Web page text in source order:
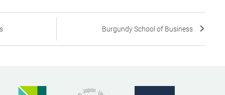
Burgundy School of Business